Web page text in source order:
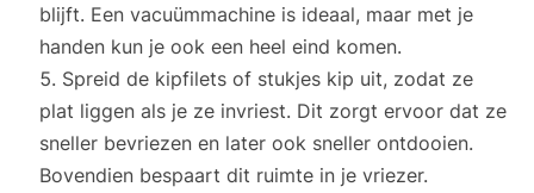
blijft. Een vacuümmachine is ideaal, maar met je
handen kun je ook een heel eind komen.
Spreid de kipfilets of stukjes kip uit, zodat ze
plat liggen als je ze invriest. Dit zorgt ervoor dat ze
sneller bevriezen en later ook sneller ontdooien.
Bovendien bespaart dit ruimte in je vriezer.